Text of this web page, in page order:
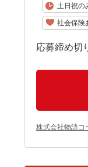
土日祝の
社会保険
応募締め切
株式会社物語コ